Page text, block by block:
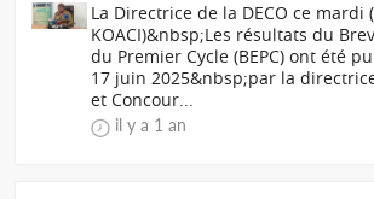
La Directrice de la DECO ce mardi
KOACI)&nbsp;Les résultats du
du Premier Cycle (BEPC) ont été
17 juin 2025&nbsp;par la
et Concour...
il y a 1 an